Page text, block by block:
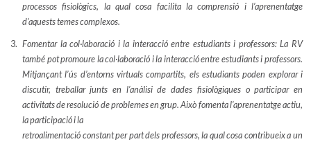
processos fisiològics, la qual cosa facilita la comprensió i l’aprenentatge
d’aquests temes complexos.
Fomentar la col·laboració i la interacció entre estudiants i professors: La RV
també pot promoure la col·laboració i la interacció entre estudiants i professors.
Mitjançant l’ús d’entorns virtuals compartits, els estudiants poden explorar i
discutir, treballar junts en l’anàlisi de dades fisiològiques o participar en
activitats de resolució de problemes en grup. Això fomenta l’aprenentatge actiu,
la participació i la
retroalimentació constant per part dels professors, la qual cosa contribueix a un